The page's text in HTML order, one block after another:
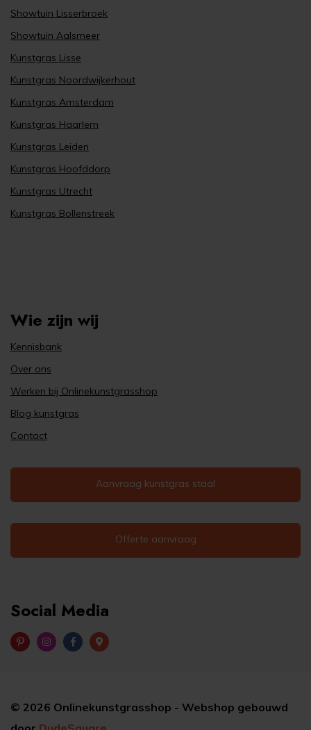
Showtuin Lisserbroek
Showtuin Aalsmeer
Kunstgras Lisse
Kunstgras Noordwijkerhout
Kunstgras Amsterdam
Kunstgras Haarlem
Kunstgras Leiden
Kunstgras Hoofddorp
Kunstgras Utrecht
Kunstgras Bollenstreek
Wie zijn wij
Kennisbank
Over ons
Werken bij Onlinekunstgrasshop
Blog kunstgras
Contact
Aanvraag kunstgras staal
Offerte aanvraag
Social Media
© 2026 Onlinekunstgrasshop - Webshop gebouwd